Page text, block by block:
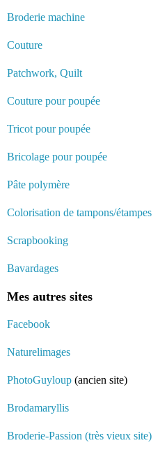
Broderie machine
Couture
Patchwork, Quilt
Couture pour poupée
Tricot pour poupée
Bricolage pour poupée
Pâte polymère
Colorisation de tampons/étampes
Scrapbooking
Bavardages
Mes autres sites
Facebook
Naturelimages
PhotoGuyloup (ancien site)
Brodamaryllis
Broderie-Passion (très vieux site)